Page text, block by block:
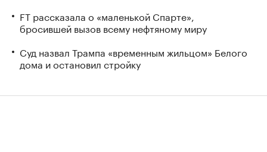
FT рассказала о «маленькой Спарте»,
бросившей вызов всему нефтяному миру
Суд назвал Трампа «временным жильцом» Белого
дома и остановил стройку